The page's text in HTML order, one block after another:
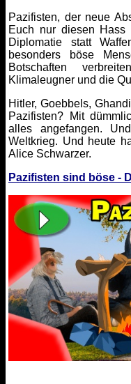
Pazifisten, der neue
Euch nur diesen Hass
Diplomatie statt
besonders böse
Botschaften
Klimaleugner und die
Hitler, Goebbels,
Pazifisten? Mit
alles angefangen.
Weltkrieg. Und heute
Alice Schwarzer.
Pazifisten sind böse -